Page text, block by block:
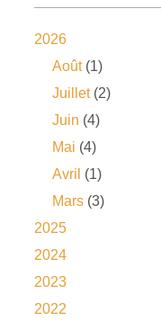
2026
Août(1)
Juillet(2)
Juin (4)
Mai (4)
Avril (1)
Mars (3)
2025
2024
2023
2022